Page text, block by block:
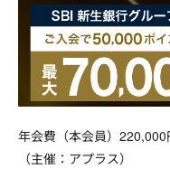
年会費（本会員）
（主催：アプラス）